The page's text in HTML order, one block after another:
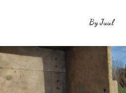
By Juul